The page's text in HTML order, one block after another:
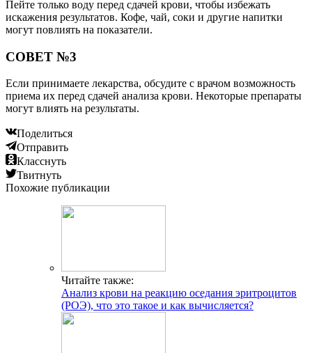
Пейте только воду перед сдачей крови, чтобы избежать
искажения результатов. Кофе, чай, соки и другие напитки
могут повлиять на показатели.
СОВЕТ №3
Если принимаете лекарства, обсудите с врачом возможность
приема их перед сдачей анализа крови. Некоторые препараты
могут влиять на результаты.
Поделиться
Отправить
Класснуть
Твитнуть
Похожие публикации
Читайте также:
Анализ крови на реакцию оседания эритроцитов
(РОЭ), что это такое и как вычисляется?